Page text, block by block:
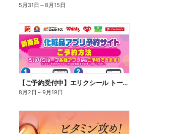
5月31日 ～8月15日
【ご予約受付中】エリクシール トータルVファーミングクリームca
8月2日 ～9月19日